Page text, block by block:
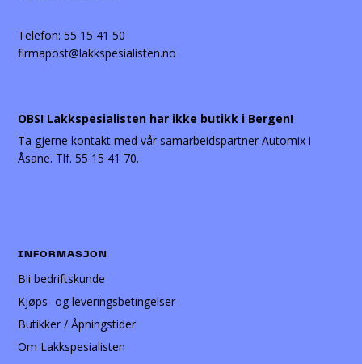
Telefon:55 15 41 50
firmapost@lakkspesialisten.no
OBS! Lakkspesialisten har ikke butikk i Bergen!
Ta gjerne kontakt med vår samarbeidspartner Automix i
Åsane. Tlf. 55 15 41 70.
INFORMASJON
Bli bedriftskunde
Kjøps- og leveringsbetingelser
Butikker / Åpningstider
Om Lakkspesialisten